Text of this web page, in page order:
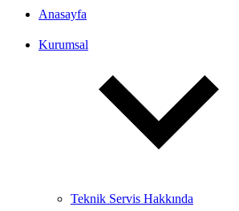
Anasayfa
Kurumsal
Teknik Servis Hakkında